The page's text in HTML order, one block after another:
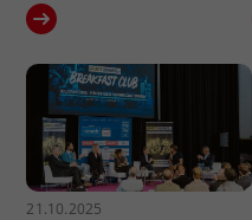
21.10.2025